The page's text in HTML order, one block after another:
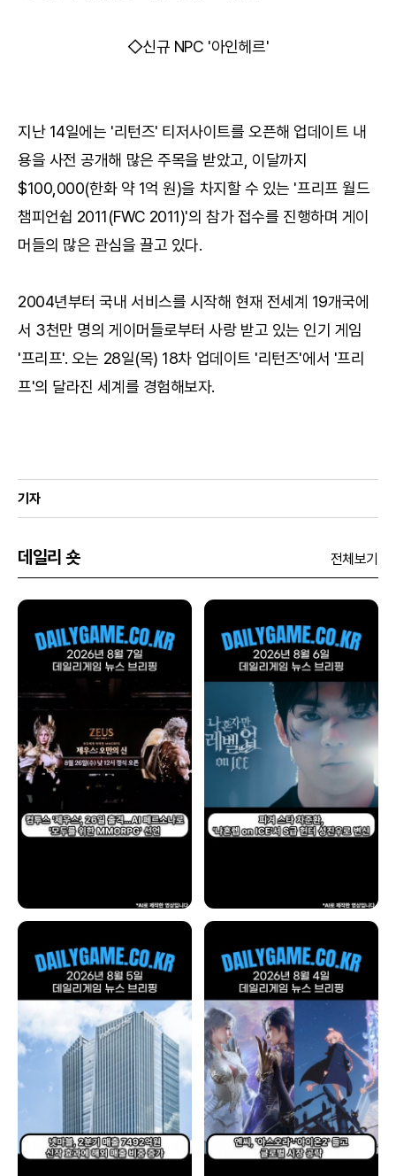
◇신규 NPC '아인헤르'
지난 14일에는 '리턴즈' 티저사이트를 오픈해 업데이트 내
용을 사전 공개해 많은 주목을 받았고, 이달까지
$100,000(한화 약 1억 원)을 차지할 수 있는 '프리프 월드
챔피언쉽 2011(FWC 2011)'의 참가 접수를 진행하며 게이
머들의 많은 관심을 끌고 있다.
2004년부터 국내 서비스를 시작해 현재 전세계 19개국에
서 3천만 명의 게이머들로부터 사랑 받고 있는 인기 게임
'프리프'. 오는 28일(목) 18차 업데이트 '리턴즈'에서 '프리
프'의 달라진 세계를 경험해보자.
기자
데일리 숏 전체보기